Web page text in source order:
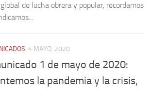
de lucha obrera y popular, recordamos
4 MAYO, 2020
1 de mayo de 2020:
la pandemia y la crisis,